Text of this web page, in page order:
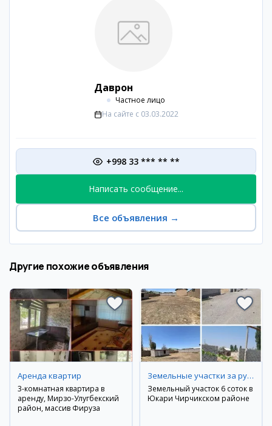
Даврон
Частное лицо
На сайте с 03.03.2022
+998 33 *** ** **
Написать сообщение...
Все объявления →
Другие похожие объявления
Аренда квартир
3-комнатная квартира в
аренду, Мирзо-Улугбекский
район, массив Фируза
Земельные участки за рубежом
Земельный участок 6 соток в
Юкари Чирчикском районе